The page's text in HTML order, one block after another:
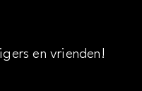
en vrienden!